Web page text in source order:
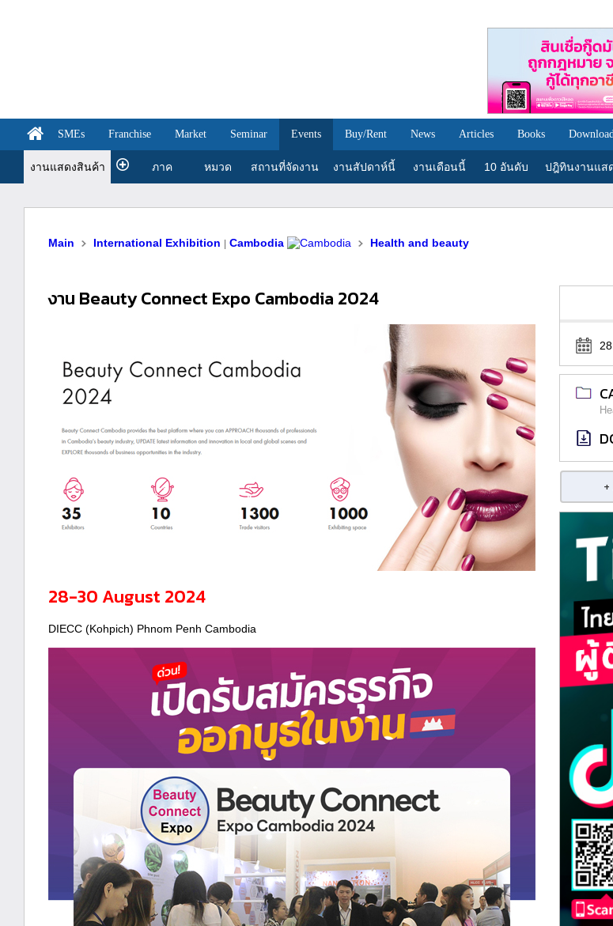
SMEs Franchise Market Seminar Events Buy/Rent News Articles Books
งานแสดงสินค้า ภาค หมวด สถานที่จัดงาน งานสัปดาห์นี้ งานเดือนนี้ 10 อันดับ ปฎิทินงานแส
Main International Exhibition Cambodia Health and beauty
งาน Beauty Connect Expo Cambodia 2024
28-30 August 2024
DIECC (Kohpich) Phnom Penh Cambodia